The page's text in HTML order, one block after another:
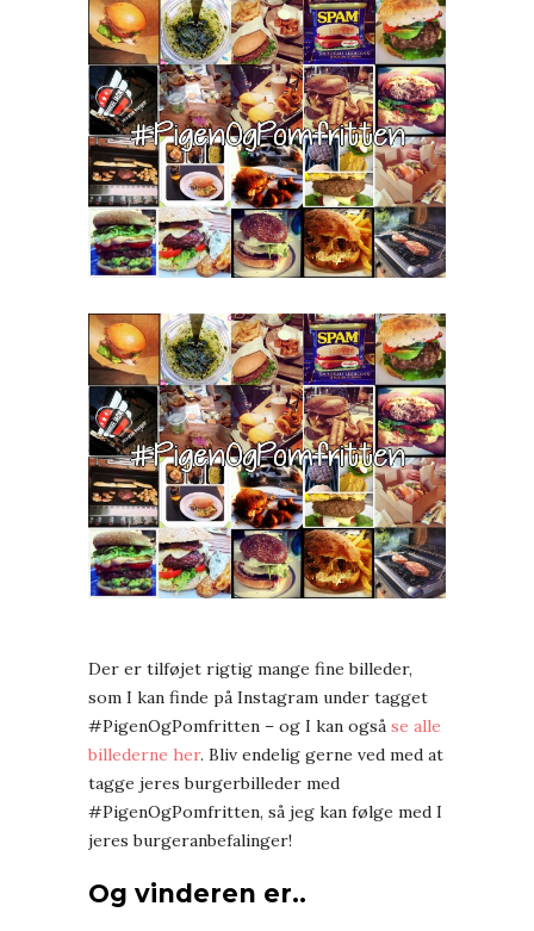
Der er tilføjet rigtig mange fine billeder,
som I kan finde på Instagram under tagget
#PigenOgPomfritten – og I kan også se alle
billederne her. Bliv endelig gerne ved med at
tagge jeres burgerbilleder med
#PigenOgPomfritten, så jeg kan følge med I
jeres burgeranbefalinger!
Og vinderen er..